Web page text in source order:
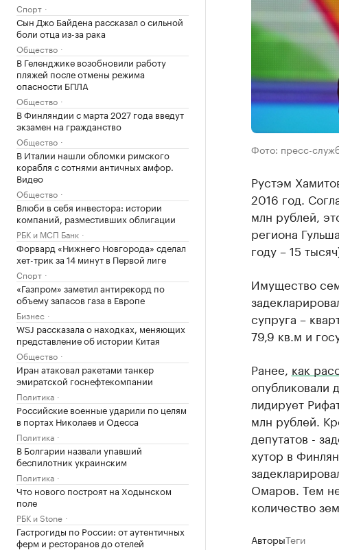
Спорт
Сын Джо Байдена рассказал о сильной
боли отца из-за рака
Общество
В Геленджике возобновили работу
пляжей после отмены режима
опасности БПЛА
Общество
В Финляндии с марта 2027 года введут
экзамен на гражданство
Общество
В Италии нашли обломки римского
корабля с сотнями античных амфор.
Видео
Общество
Влюби в себя инвестора: истории
компаний, разместивших облигации
РБК и МСП Банк
Форвард «Нижнего Новгорода» сделал
хет-трик за 14 минут в Первой лиге
Спорт
«Газпром» заметил антирекорд по
объему запасов газа в Европе
Бизнес
WSJ рассказала о находках, меняющих
представление об истории Китая
Общество
Иран атаковал ракетами танкер
эмиратской госнефтекомпании
Политика
Российские военные ударили по целям
в портах Николаев и Одесса
Политика
В Болгарии назвали упавший
беспилотник украинским
Политика
Что нового построят на Ходынском
поле
РБК и Stone
Гастрогиды по России: от аутентичных
ферм и ресторанов до отелей
Фото: пресс-
Рустэм
2016 год.
млн рублей,
региона
году – 15
Имущество
супруга –
79,9 кв.м и
Ранее, как
опубликовали
лидирует
млн рублей.
депутатов -
хутор в
Омаров. Тем
количество
АвторыТеги